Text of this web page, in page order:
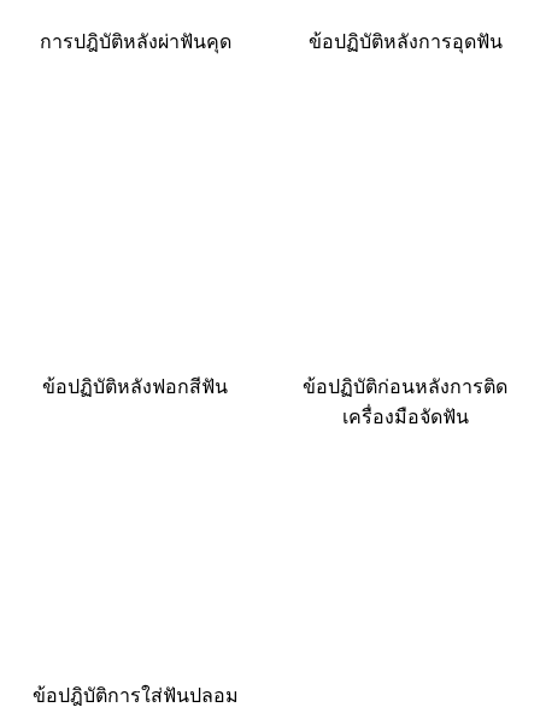
การปฎิบัติหลังผ่าฟันคุด ข้อปฏิบัติหลังการอุดฟัน
ข้อปฏิบัติหลังฟอกสีฟัน
ข้อปฎิบัติการใส่ฟันปลอม
ข้อปฏิบัติก่อนหลังการติด
เครื่องมือจัดฟัน